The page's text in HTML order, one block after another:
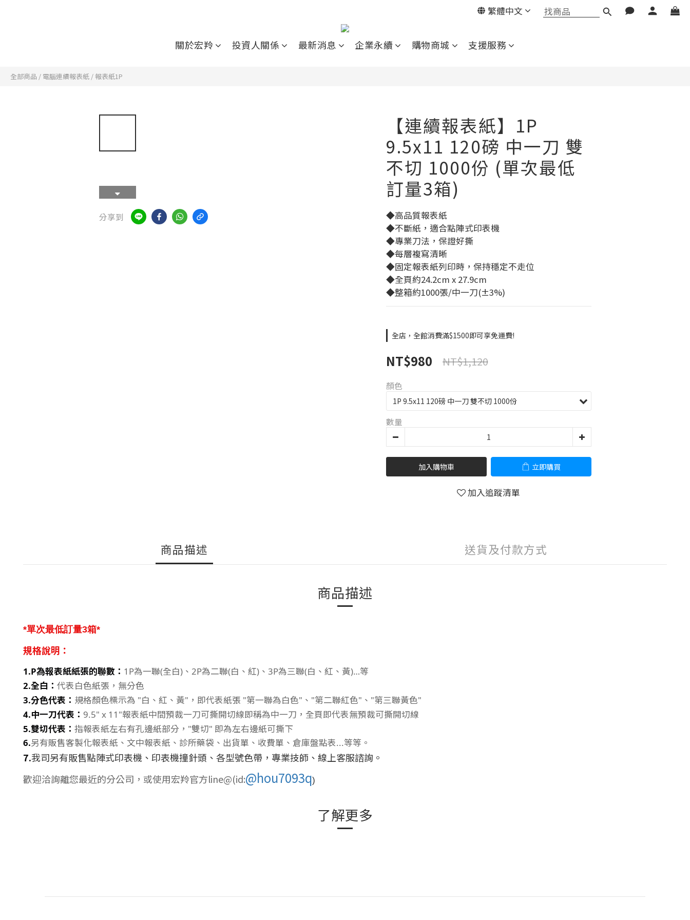
繁體中文
關於宏羚 投資人關係 最新消息 企業永續 購物商城 支援服務
全部商品 / 電腦連續報表紙 /報表紙1P
分享到
【連續報表紙】1P
9.5x11 120磅 中一刀 雙
不切 1000份 (單次最低
訂量3箱)
◆高品質報表紙
◆不斷紙，適合點陣式印表機
◆專業刀法，保證好撕
◆每層複寫清晰
◆固定報表紙列印時，保持穩定不走位
◆全頁約24.2cm x 27.9cm
◆整箱約1000張/中一刀(±3%)
全店，全館消費滿$1500即可享免運費!
NT$980 NT$1,120
顏色
數量
加入購物車 立即購買
加入追蹤清單
商品描述 送貨及付款方式
商品描述
*單次最低訂量3箱*
規格說明：
1.P為報表紙紙張的聯數： 1P為一聯(全白)、2P為二聯(白、紅)、3P為三聯(白、紅、黃)…等
2.全白： 代表白色紙張，無分色
3.分色代表： 規格顏色標示為 "白、紅、黃"，即代表紙張 "第一聯為白色"、"第二聯紅色"、"第三聯黃色"
4.中一刀代表： 9.5" x 11"報表紙中間預裁一刀可撕開切線即稱為中一刀，全頁即代表無預裁可撕開切線
5.雙切代表： 指報表紙左右有孔邊紙部分，"雙切" 即為左右邊紙可撕下
6.另有販售客製化報表紙、文中報表紙、診所藥袋、出貨單、收費單、倉庫盤點表...等等。
7.我司另有販售點陣式印表機、印表機撞針頭、各型號色帶，專業技師、線上客服諮詢。
歡迎洽詢離您最近的分公司，或使用宏羚官方line@(id:@hou7093q)
了解更多
立即購買